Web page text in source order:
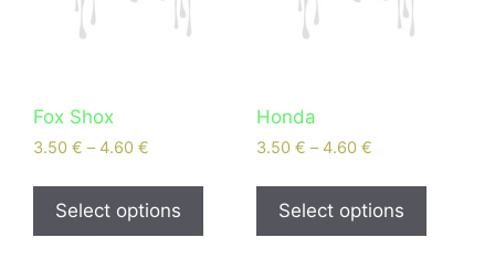
Fox Shox
3.50 € – 4.60 €
Select options
Honda
3.50 € – 4.60 €
Select options